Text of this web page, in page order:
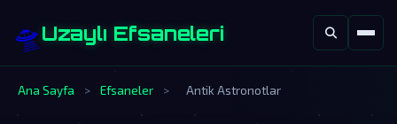
🛸Uzaylı Efsaneleri
Ana Sayfa > Efsaneler > Antik Astronotlar